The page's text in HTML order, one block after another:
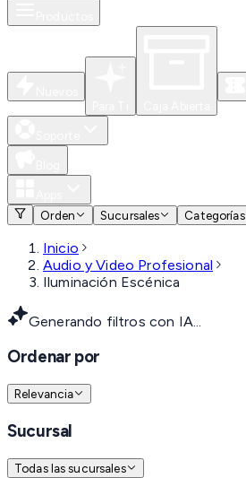
Orden
Sucursales Categorías
Inicio
Audio y Video Profesional
Iluminación Escénica
Generando filtros con IA...
Ordenar por
Relevancia
Sucursal
Todas las sucursales